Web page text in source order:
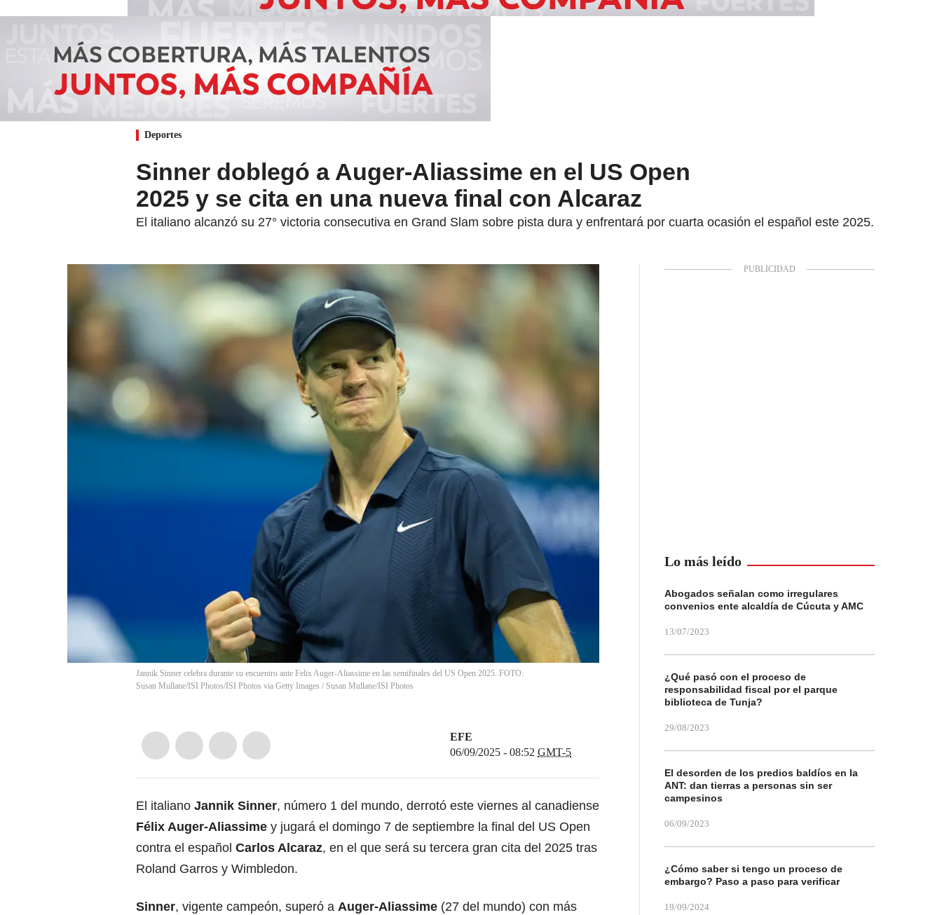
Deportes
Sinner doblegó a Auger-Aliassime en el US Open
2025 y se cita en una nueva final con Alcaraz
El italiano alcanzó su 27° victoria consecutiva en Grand Slam sobre pista dura y enfrentará por cuarta ocasión el español este 2025.
Jannik Sinner celebra durante su encuentro ante Felix Auger-Aliassime en las semifinales del US Open 2025. FOTO:
Susan Mullane/ISI Photos/ISI Photos via Getty Images / Susan Mullane/ISI Photos
EFE
06/09/2025 - 08:52 GMT-5
El italiano Jannik Sinner, número 1 del mundo, derrotó este viernes al canadiense
Félix Auger-Aliassime y jugará el domingo 7 de septiembre la final del US Open
contra el español Carlos Alcaraz, en el que será su tercera gran cita del 2025 tras
Roland Garros y Wimbledon.
Sinner, vigente campeón, superó a Auger-Aliassime (27 del mundo) con más
Lo más leído
Abogados señalan como irregulares
convenios ente alcaldía de Cúcuta y AMC
13/07/2023
¿Qué pasó con el proceso de
responsabilidad fiscal por el parque
biblioteca de Tunja?
29/08/2023
El desorden de los predios baldíos en la
ANT: dan tierras a personas sin ser
campesinos
06/09/2023
¿Cómo saber si tengo un proceso de
embargo? Paso a paso para verificar
19/09/2024